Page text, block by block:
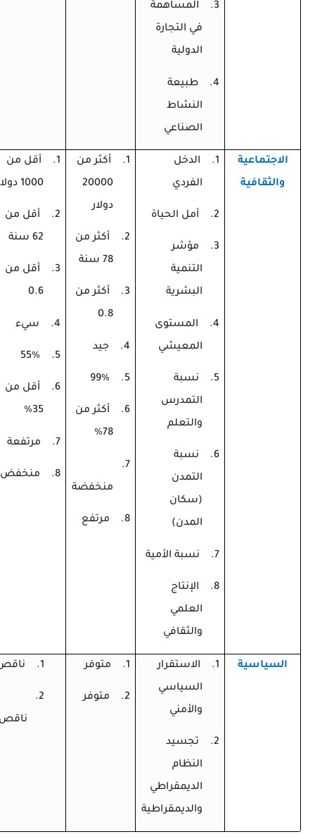
3.
المساهمة
في التجارة
الدولية
4.
طبيعة
النشاط
الصناعي
الاجتماعية
والثقافية
1.
الدخل
الفردي
2. أمل الحياة
3.
مؤشر
التنمية
البشرية
4.
المستوى
المعيشي
5.
نسبة
التمدرس
والتعلم
6.
نسبة
التمدن
(سكان
المدن)
7. نسبة الأمية
8.
الإنتاج
العلمي
والثقافي
1.
أكثر من
20000
دولار
2.
أكثر من
78 سنة
3.
أكثر من
0.8
4. جيد
5.
99%
6.
أكثر من
78%
7.
منخفضة
8. مرتفع
1.
أقل من
1000 دولار
2.
أقل من
62 سنة
3.
أقل من
0.6
4. سيء
5.
55%
6.
أقل من
35%
7. مرتفعة
8. منخفض
السياسية 1.
الاستقرار
السياسي
والأمني
2.
تجسيد
النظام
الديمقراطي
والديمقراطية
1. متوفر
2. متوفر
1.
2.